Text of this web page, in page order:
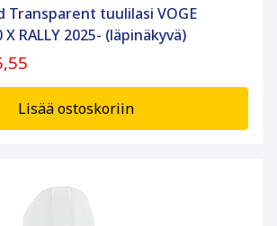
Transparent tuulilasi VOGE
X RALLY 2025- (läpinäkyvä)
Lisää ostoskoriin